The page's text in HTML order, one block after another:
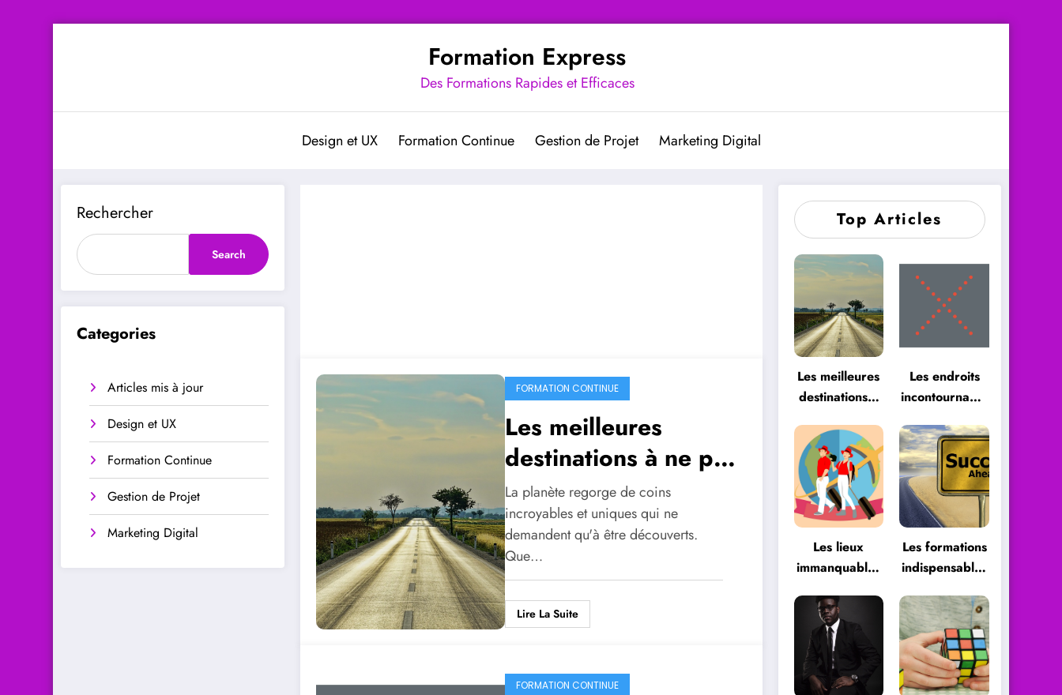
Formation Express
Des Formations Rapides et Efficaces
Design et UX Formation Continue Gestion de Projet Marketing Digital
Rechercher
Search
Categories
Articles mis à jour
Design et UX
Formation Continue
Gestion de Projet
Marketing Digital
FORMATION CONTINUE
Les meilleures
destinations à ne pas
manquer
La planète regorge de coins
incroyables et uniques qui ne
demandent qu'à être découverts.
Que…
Lire La Suite
FORMATION CONTINUE
Top Articles
Les meilleures
destinations à
manquer
Les endroits
incontournables
Les lieux
immanquables
vacances
Les formations
indispensables
développer
une carrière
professionnelle